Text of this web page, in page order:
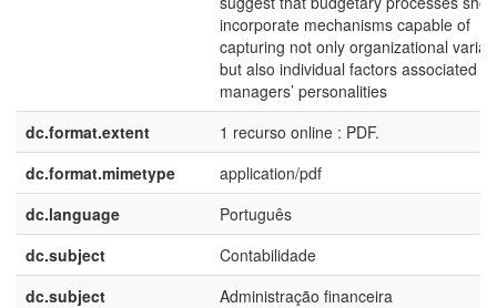
incorporate mechanisms capable of
capturing not only organizational
but also individual factors associated
managers’ personalities
dc.format.extent
1 recurso online : PDF.
dc.format.mimetype
application/pdf
dc.language
Português
dc.subject
Contabilidade
dc.subject
Administração financeira